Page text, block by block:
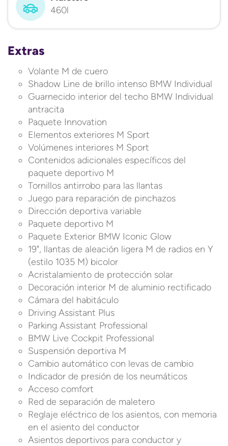
460l
Extras
Volante M de cuero
Shadow Line de brillo intenso BMW Individual
Guarnecido interior del techo BMW Individual
antracita
Paquete Innovation
Elementos exteriores M Sport
Volúmenes interiores M Sport
Contenidos adicionales específicos del
paquete deportivo M
Tornillos antirrobo para las llantas
Juego para reparación de pinchazos
Dirección deportiva variable
Paquete deportivo M
Paquete Exterior BMW Iconic Glow
19", llantas de aleación ligera M de radios en Y
(estilo 1035 M) bicolor
Acristalamiento de protección solar
Decoración interior M de aluminio rectificado
Cámara del habitáculo
Driving Assistant Plus
Parking Assistant Professional
BMW Live Cockpit Professional
Suspensión deportiva M
Cambio automático con levas de cambio
Indicador de presión de los neumáticos
Acceso comfort
Red de separación de maletero
Reglaje eléctrico de los asientos, con memoria
en el asiento del conductor
Asientos deportivos para conductor y